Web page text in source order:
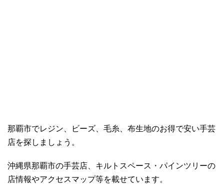
那覇市でレジン、ビーズ、毛糸、布生地のお得で安い手芸
店を探しましょう。
沖縄県那覇市の手芸店、キルトスペース・パインツリーの
店情報やアクセスマップ等を載せています。